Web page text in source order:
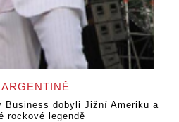
Business dobyli Jižní Ameriku a
rockové legendě